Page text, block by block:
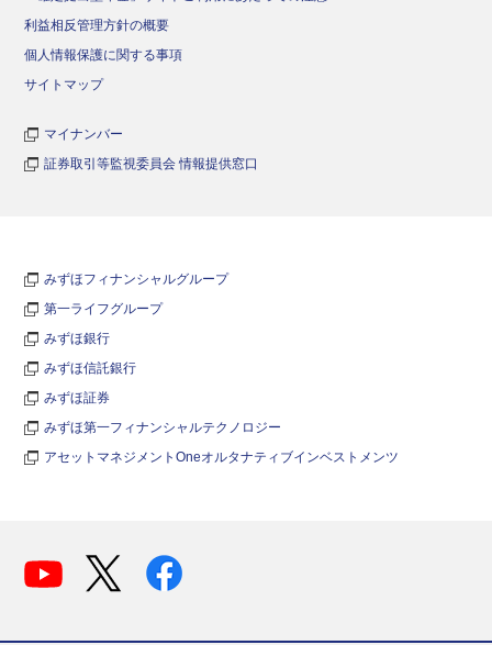
利益相反管理方針の概要
個人情報保護に関する事項
サイトマップ
マイナンバー
証券取引等監視委員会 情報提供窓口
みずほフィナンシャルグループ
第一ライフグループ
みずほ銀行
みずほ信託銀行
みずほ証券
みずほ第一フィナンシャルテクノロジー
アセットマネジメントOneオルタナティブインベストメンツ